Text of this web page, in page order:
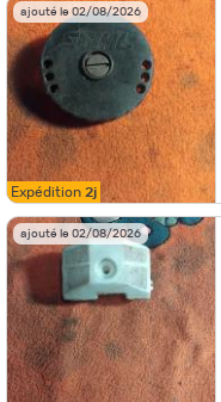
ajouté le 02/08/2026
Expédition 2j
ajouté le 02/08/2026